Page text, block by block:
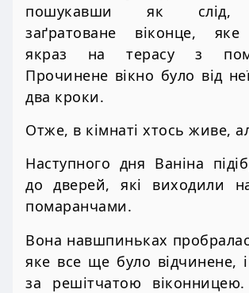
пошукавши як слід,
заґратоване віконце,
якраз на терасу з
Прочинене вікно було від
два кроки.
Отже, в кімнаті хтось живе,
Наступного дня Ваніна
до дверей, які виходили
помаранчами.
Вона навшпиньках
яке все ще було відчинене,
за решітчатою